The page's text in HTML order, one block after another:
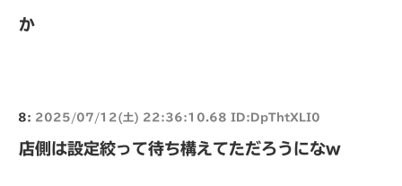
か
8: 2025/07/12(土) 22:36:10.68 ID:DpThtXLI0
店側は設定絞って待ち構えてただろうになw